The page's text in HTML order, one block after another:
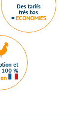
Des tarifs
très bas
= ECONOMIES
et
100 %